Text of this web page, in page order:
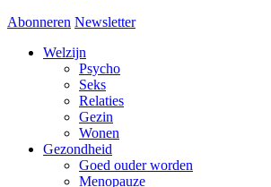
Abonneren Newsletter
Welzijn
Psycho
Seks
Relaties
Gezin
Wonen
Gezondheid
Goed ouder worden
Menopauze